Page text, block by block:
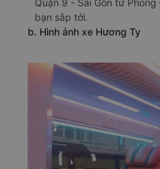
bạn sắp tới.
b. Hình ảnh xe Hương Ty